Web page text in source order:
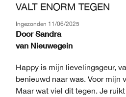
VALT ENORM TEGEN
Ingezonden 11/06/2025
Door Sandra
van Nieuwegein
Happy is mijn lievelingsgeur,
benieuwd naar was. Voor mijn
Maar wat viel dit tegen. Je